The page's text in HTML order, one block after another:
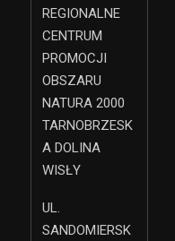
REGIONALNE
CENTRUM
PROMOCJI
OBSZARU
NATURA 2000
TARNOBRZESK
A DOLINA
WISŁY
UL.
SANDOMIERSK